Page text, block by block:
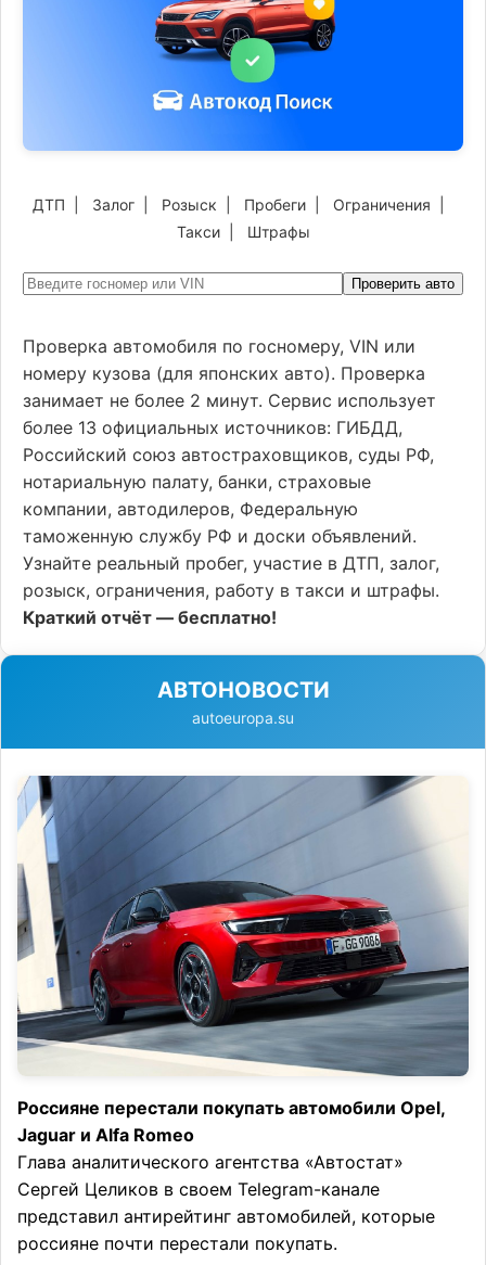
ДТП Залог Розыск Пробеги Ограничения
Такси| Штрафы
Проверить авто
Проверка автомобиля по госномеру, VIN или
номеру кузова (для японских авто). Проверка
занимает не более 2 минут. Сервис использует
более 13 официальных источников: ГИБДД,
Российский союз автостраховщиков, суды РФ,
нотариальную палату, банки, страховые
компании, автодилеров, Федеральную
таможенную службу РФ и доски объявлений.
Узнайте реальный пробег, участие в ДТП, залог,
розыск, ограничения, работу в такси и штрафы.
Краткий отчёт — бесплатно!
АВТОНОВОСТИ
autoeuropa.su
Россияне перестали покупать автомобили Opel,
Jaguar и Alfa Romeo
Глава аналитического агентства «Автостат»
Сергей Целиков в своем Telegram-канале
представил антирейтинг автомобилей, которые
россияне почти перестали покупать.